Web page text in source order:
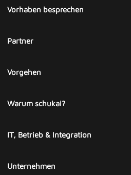
Vorhaben besprechen
Partner
Vorgehen
Warum schukai?
IT, Betrieb & Integration
Unternehmen